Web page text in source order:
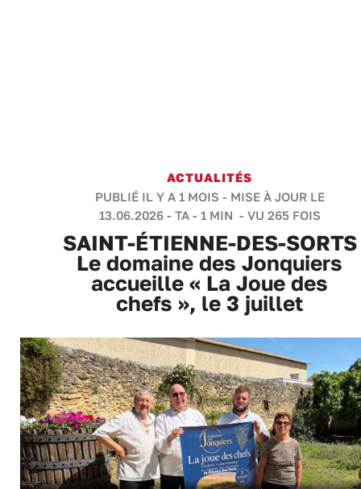
ACTUALITÉS
PUBLIÉ IL Y A 1 MOIS - MISE À JOUR LE
13.06.2026 - TA- 1 MIN - VU 265 FOIS
SAINT-ÉTIENNE-DES-SORTS
Le domaine des Jonquiers
accueille « La Joue des
chefs », le 3 juillet